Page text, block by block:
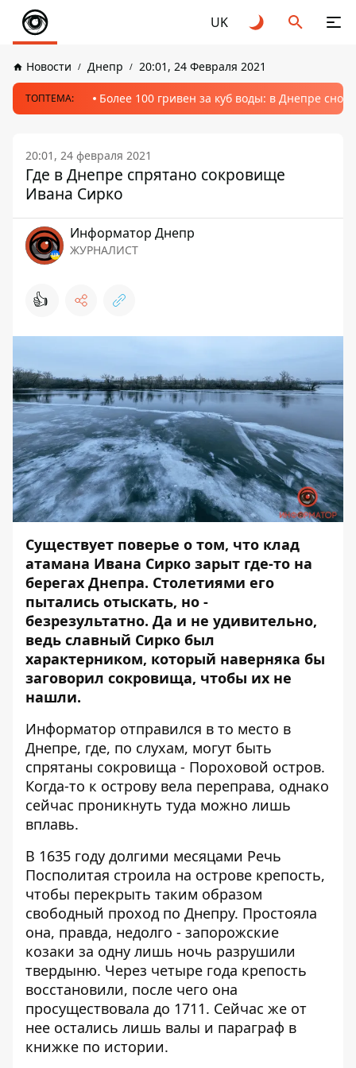
UK
Новости Днепр 20:01, 24 Февраля 2021
ТОПТЕМА: Более 100 гривен за куб воды: в Днепре
20:01, 24 февраля 2021
Где в Днепре спрятано сокровище
Ивана Сирко
Информатор Днепр
ЖУРНАЛИСТ
👍
Существует поверье о том, что клад
атамана Ивана Сирко зарыт где-то на
берегах Днепра. Столетиями его
пытались отыскать, но -
безрезультатно. Да и не удивительно,
ведь славный Сирко был
характерником, который наверняка бы
заговорил сокровища, чтобы их не
нашли.
Информатор отправился в то место в
Днепре, где, по слухам, могут быть
спрятаны сокровища - Пороховой остров.
Когда-то к острову вела переправа, однако
сейчас проникнуть туда можно лишь
вплавь.
В 1635 году долгими месяцами Речь
Посполитая строила на острове крепость,
чтобы перекрыть таким образом
свободный проход по Днепру. Простояла
она, правда, недолго - запорожские
козаки за одну лишь ночь разрушили
твердыню. Через четыре года крепость
восстановили, после чего она
просуществовала до 1711. Сейчас же от
нее остались лишь валы и параграф в
книжке по истории.